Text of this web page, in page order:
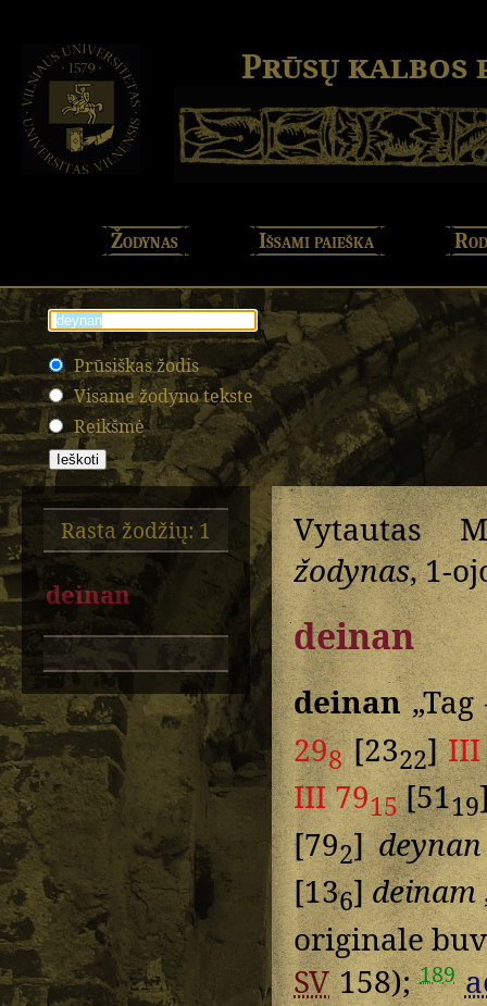
Prūsų kalbos
Žodynas Išsami paieška
Prūsiškas žodis
Visame žodyno tekste
Reikšmė
Rasta žodžių: 1
deinan
Vytautas
žodynas, 1-
deinan
deinan
298[2322]III
III 7915[5119
[792]deynan
[136]deinam
originale
SV158);189